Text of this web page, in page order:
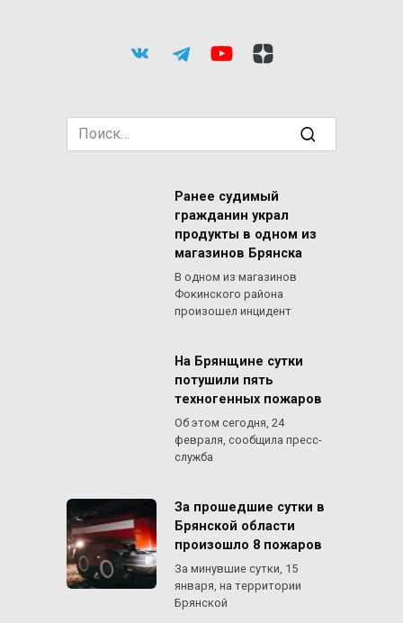
Search
for:
Ранее судимый
гражданин украл
продукты в одном из
магазинов Брянска
В одном из магазинов
Фокинского района
произошел инцидент
На Брянщине сутки
потушили пять
техногенных пожаров
Об этом сегодня, 24
февраля, сообщила пресс-
служба
За прошедшие сутки в
Брянской области
произошло 8 пожаров
За минувшие сутки, 15
января, на территории
Брянской